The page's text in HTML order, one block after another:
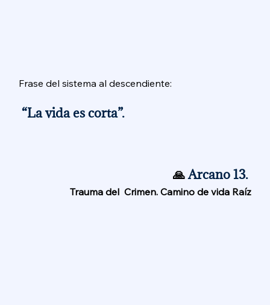
Frase del sistema al descendiente:
“La vida es corta”.
🙏 Arcano 13.
Trauma del  Crimen. Camino de vida Raíz